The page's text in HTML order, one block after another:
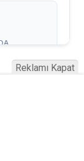
Reklamı Kapat